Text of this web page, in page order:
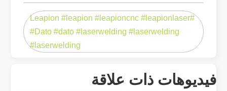
#Leapion #leapion #leapioncnc #leapionlaser
#Dato #dato #laserwelding #laserwelding
#laserwelding
فيديوهات ذات علاقة